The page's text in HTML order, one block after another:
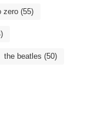
zero(55)
the beatles (50)